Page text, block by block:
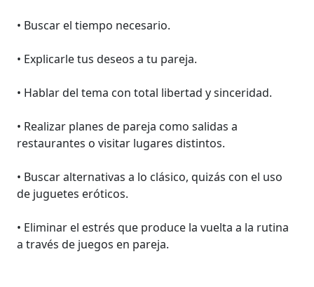
• Buscar el tiempo necesario.
• Explicarle tus deseos a tu pareja.
• Hablar del tema con total libertad y sinceridad.
• Realizar planes de pareja como salidas a
restaurantes o visitar lugares distintos.
• Buscar alternativas a lo clásico, quizás con el uso
de juguetes eróticos.
• Eliminar el estrés que produce la vuelta a la rutina
a través de juegos en pareja.